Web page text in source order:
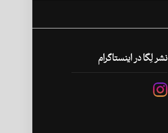
نشر لِگا در اینستاگرام